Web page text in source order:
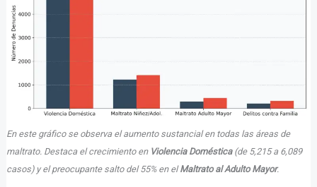
En este gráfico se observa el aumento sustancial en todas las áreas de
maltrato. Destaca el crecimiento en Violencia Doméstica(de 5,215 a 6,089
casos) y el preocupante salto del 55% en elMaltrato al Adulto Mayor.